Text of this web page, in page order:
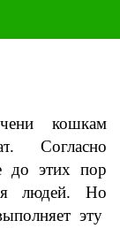
кошкам
.Согласно
до этих пор
людей. Но
эту